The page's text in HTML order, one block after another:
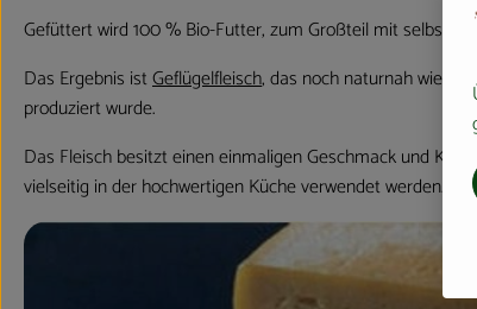
Gefüttert wird 100 % Bio-Futter, zum Großteil mit selbst
Das Ergebnis istGeflügelfleisch, das noch naturnah wie
produziert wurde.
Das Fleisch besitzt einen einmaligen Geschmack und
vielseitig in der hochwertigen Küche verwendet werden.